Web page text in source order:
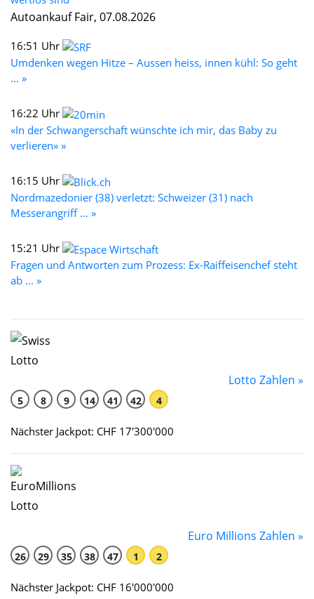
Autoankauf Fair, 07.08.2026
16:51 Uhr
Umdenken wegen Hitze – Aussen heiss, innen kühl: So geht
... »
16:22 Uhr
«In der Schwangerschaft wünschte ich mir, das Baby zu
verlieren» »
16:15 Uhr
Nordmazedonier (38) verletzt: Schweizer (31) nach
Messerangriff ... »
15:21 Uhr
Fragen und Antworten zum Prozess: Ex-Raiffeisenchef steht
ab ... »
Lotto Zahlen »
5 8 9 14 41 42 4
Nächster Jackpot: CHF 17'300'000
Euro Millions Zahlen »
26 29 35 38 47 1 2
Nächster Jackpot: CHF 16'000'000